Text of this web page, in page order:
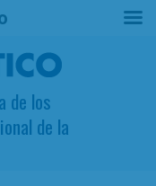
de los
de la